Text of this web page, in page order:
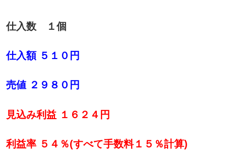
仕入数 １個
仕入額 ５１０円
売値 ２９８０円
見込み利益 １６２４円
利益率 ５４％(すべて手数料１５％計算)